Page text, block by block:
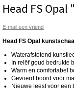
Head FS Opal
E-mail een vriend
Head FS Opal
Waterafstotend
In relëf goud bedrukte
Warm en comfortabel
Gevoerd boord voor
Nieuwe leest voor een